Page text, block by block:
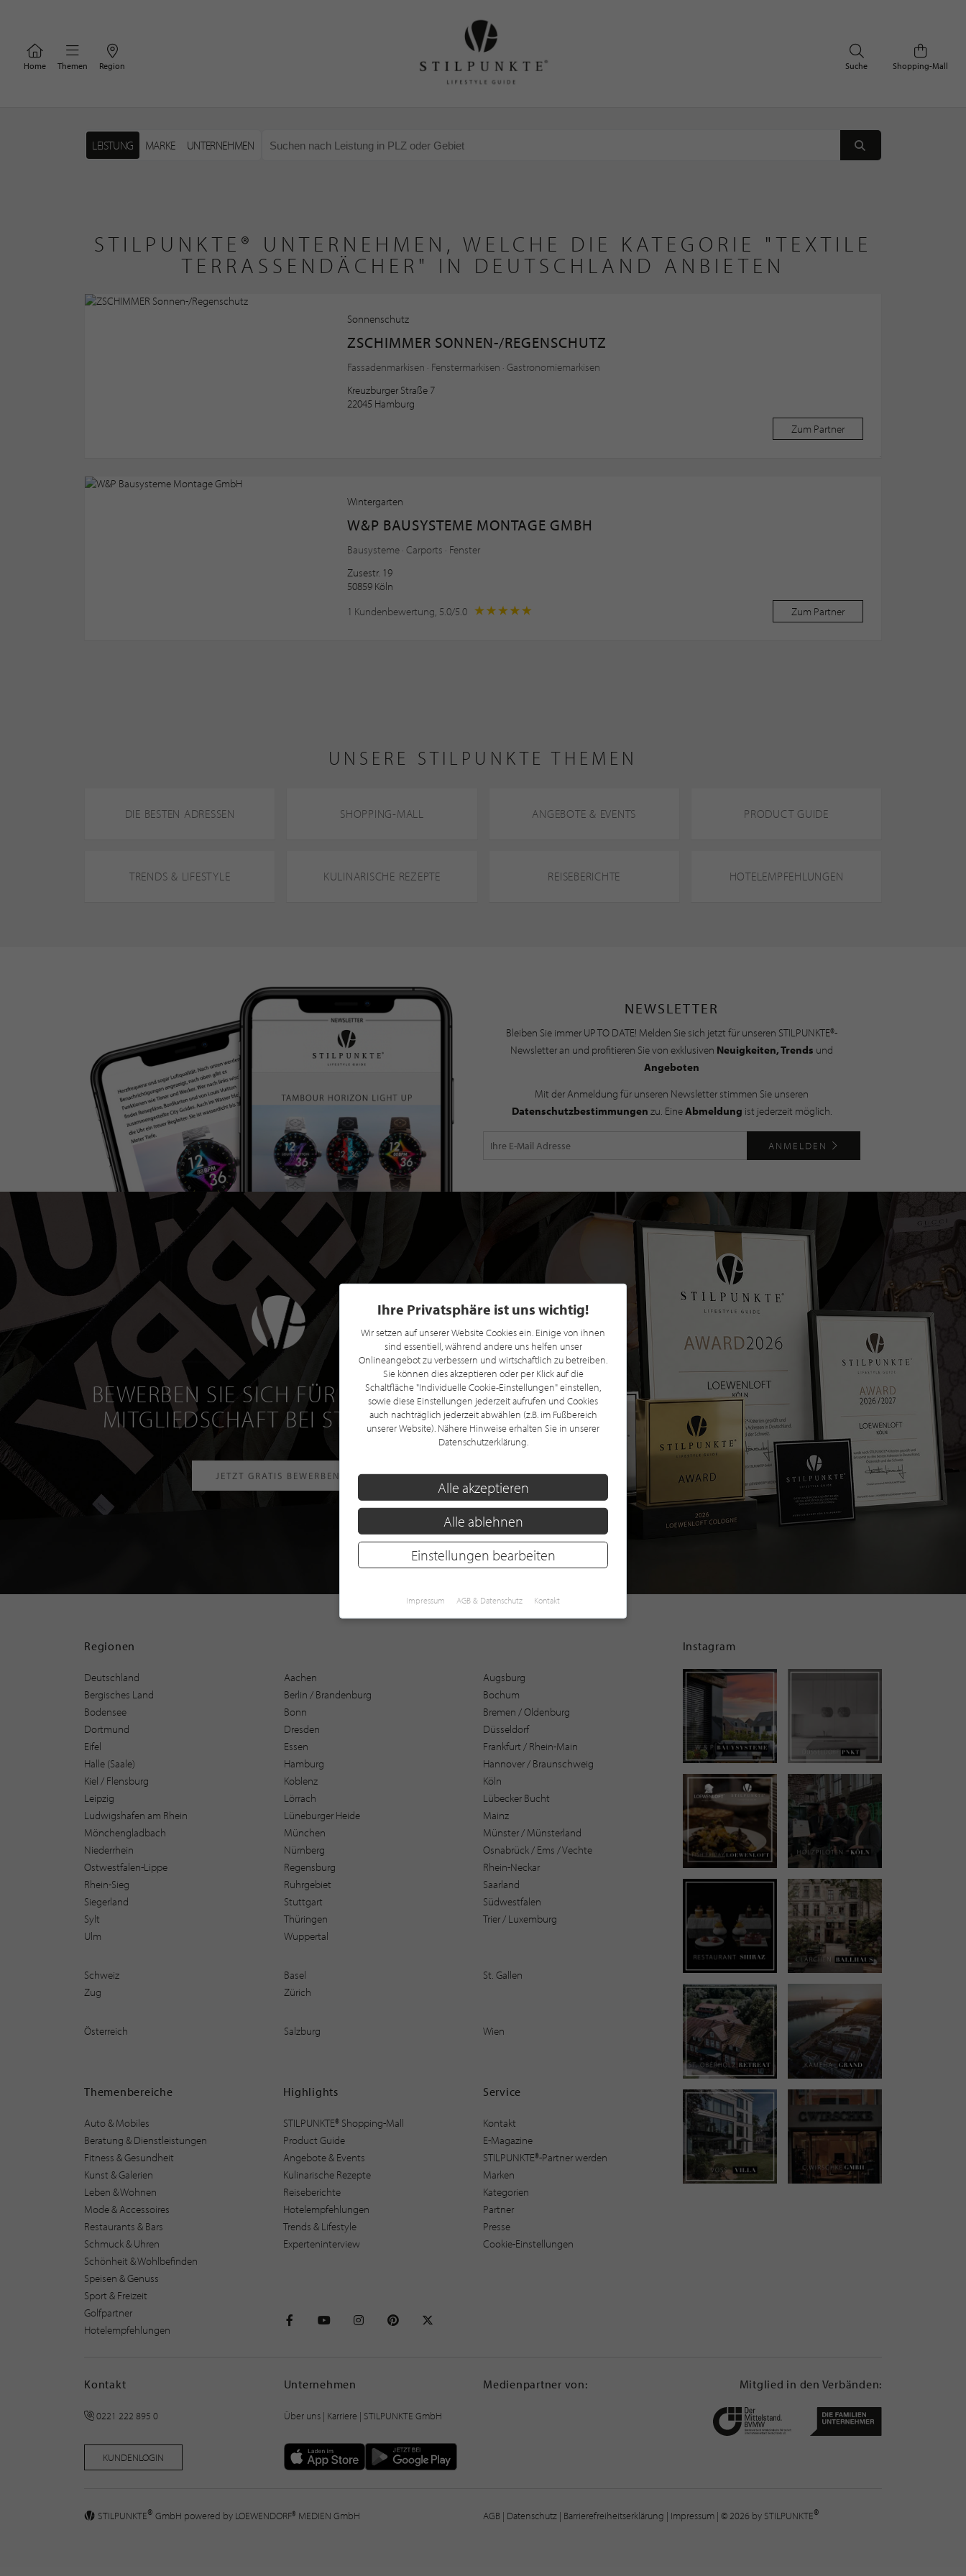
Home Themen Region Shopping-Mall
Suche
LEISTUNG MARKE UNTERNEHMEN
STILPUNKTE® UNTERNEHMEN, WELCHE DIE KATEGORIE "TEXTILE
TERRASSENDÄCHER" IN DEUTSCHLAND ANBIETEN
Sonnenschutz
ZSCHIMMER SONNEN-/REGENSCHUTZ
Fassadenmarkisen · Fenstermarkisen · Gastronomiemarkisen
Kreuzburger Straße 7
22045 Hamburg
Zum Partner
Wintergarten
W&P BAUSYSTEME MONTAGE GMBH
Bausysteme · Carports · Fenster
Zusestr. 19
50859 Köln
1 Kundenbewertung, 5.0/5.0
Zum Partner
UNSERE STILPUNKTE THEMEN
DIE BESTEN ADRESSEN SHOPPING-MALL ANGEBOTE & EVENTS PRODUCT GUIDE
TRENDS & LIFESTYLE KULINARISCHE REZEPTE REISEBERICHTE HOTELEMPFEHLUNGEN
NEWSLETTER
Bleiben Sie immer UP TO DATE! Melden Sie sich jetzt für unseren STILPUNKTE®-
Newsletter an und profitieren Sie von exklusiven Neuigkeiten, Trends und
Angeboten
Mit der Anmeldung für unseren Newsletter stimmen Sie unseren
Datenschutzbestimmungen zu. EineAbmeldung ist jederzeit möglich.
ANMELDEN
BEWERBEN SIE SICH FÜR EINE GRATIS
MITGLIEDSCHAFT BEI STILPUNKTE®
JETZT GRATIS BEWERBEN
Regionen
Deutschland Aachen
Augsburg
Bergisches Land
Berlin / Brandenburg
Bochum
Bodensee
Bonn
Bremen / Oldenburg
Dortmund
Dresden
Düsseldorf
Eifel
Essen
Frankfurt / Rhein-Main
Halle (Saale)
Hamburg
Hannover / Braunschweig
Kiel / Flensburg
Koblenz
Köln
Leipzig
Lörrach
Lübecker Bucht
Ludwigshafen am Rhein
Lüneburger Heide
Mainz
Mönchengladbach
München
Münster / Münsterland
Niederrhein
Nürnberg
Osnabrück / Ems / Vechte
Ostwestfalen-Lippe
Regensburg
Rhein-Neckar
Rhein-Sieg
Ruhrgebiet
Saarland
Siegerland
Stuttgart
Südwestfalen
Sylt
Thüringen
Trier / Luxemburg
Ulm
Wuppertal
Schweiz Basel
St. Gallen
Zug
Zürich
Österreich Salzburg Wien
Themenbereiche
Auto & Mobiles
Beratung & Dienstleistungen
Fitness & Gesundheit
Kunst & Galerien
Leben & Wohnen
Mode & Accessoires
Restaurants & Bars
Schmuck & Uhren
Schönheit & Wohlbefinden
Speisen & Genuss
Sport & Freizeit
Golfpartner
Hotelempfehlungen
Highlights
STILPUNKTE® Shopping-Mall
Product Guide
Angebote & Events
Kulinarische Rezepte
Reiseberichte
Hotelempfehlungen
Trends & Lifestyle
Experteninterview
Service
Kontakt
E-Magazine
STILPUNKTE®-Partner werden
Marken
Kategorien
Partner
Presse
Cookie-Einstellungen
Instagram
Kontakt
0221 222 895 0
KUNDENLOGIN
Unternehmen
Über uns| Karriere | STILPUNKTE GmbH
Medienpartner von: Mitglied in den Verbänden:
STILPUNKTE® GmbH powered by LOEWENDORF® MEDIEN GmbH AGB | Datenschutz | Barrierefreiheitserklärung | Impressum | © 2026 by STILPUNKTE®
Ihre Privatsphäre ist uns wichtig!
Wir setzen auf unserer Website Cookies ein. Einige von ihnen
sind essentiell, während andere uns helfen unser
Onlineangebot zu verbessern und wirtschaftlich zu betreiben.
Sie können dies akzeptieren oder per Klick auf die
Schaltfläche "Individuelle Cookie-Einstellungen" einstellen,
sowie diese Einstellungen jederzeit aufrufen und Cookies
auch nachträglich jederzeit abwählen (z.B. im Fußbereich
unserer Website). Nähere Hinweise erhalten Sie in unserer
Datenschutzerklärung.
Alle akzeptieren
Alle ablehnen
Einstellungen bearbeiten
Impressum AGB & Datenschutz Kontakt